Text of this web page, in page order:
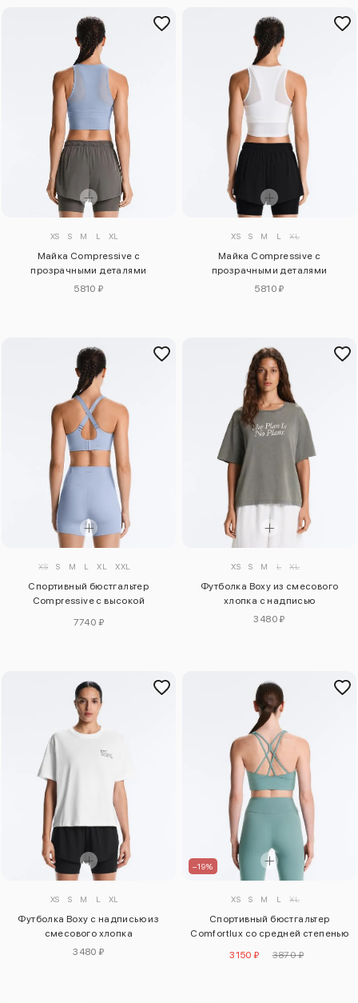
XS S M L XL
Майка Compressive с
прозрачными деталями
5810 ₽
XS S M L XL
Майка Compressive с
прозрачными деталями
5810 ₽
XS S M L XL XXL
Спортивный бюстгальтер
Compressive с высокой
7740 ₽
XS S M L XL
Футболка Boxy из смесового
хлопка с надписью
3480 ₽
XS S M L XL
Футболка Boxy с надписью из
смесового хлопка
3480 ₽
–19%
XS S M L XL
Спортивный бюстгальтер
Comfortlux со средней степенью
3150 ₽ 3870 ₽